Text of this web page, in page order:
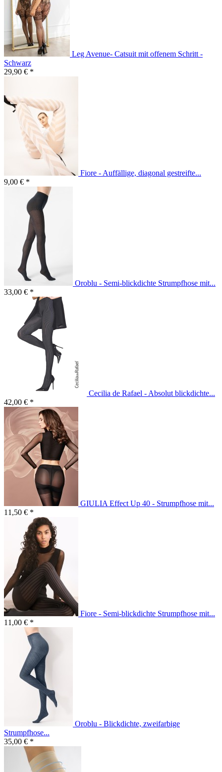
Leg Avenue- Catsuit mit offenem Schritt -
Schwarz
29,90 € *
Fiore - Auffällige, diagonal gestreifte...
9,00 € *
Oroblu - Semi-blickdichte Strumpfhose mit...
33,00 € *
Cecilia de Rafael - Absolut blickdichte...
42,00 € *
GIULIA Effect Up 40 - Strumpfhose mit...
11,50 € *
Fiore - Semi-blickdichte Strumpfhose mit...
11,00 € *
Oroblu - Blickdichte, zweifarbige
Strumpfhose...
35,00 € *